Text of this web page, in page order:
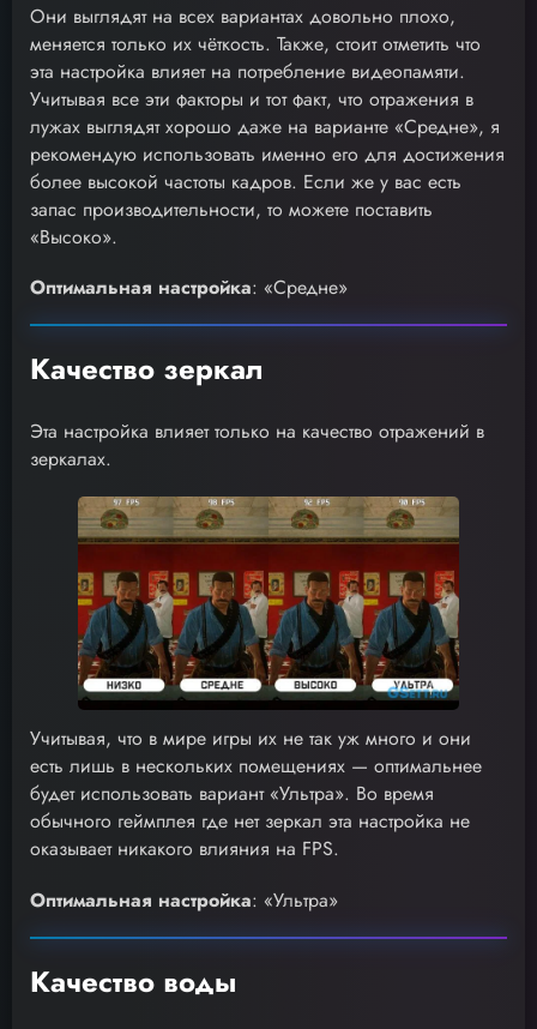
Они выглядят на всех вариантах довольно плохо,
меняется только их чёткость. Также, стоит отметить что
эта настройка влияет на потребление видеопамяти.
Учитывая все эти факторы и тот факт, что отражения в
лужах выглядят хорошо даже на варианте «Средне», я
рекомендую использовать именно его для достижения
более высокой частоты кадров. Если же у вас есть
запас производительности, то можете поставить
«Высоко».
Оптимальная настройка: «Средне»
Качество зеркал
Эта настройка влияет только на качество отражений в
зеркалах.
Учитывая, что в мире игры их не так уж много и они
есть лишь в нескольких помещениях — оптимальнее
будет использовать вариант «Ультра». Во время
обычного геймплея где нет зеркал эта настройка не
оказывает никакого влияния на FPS.
Оптимальная настройка: «Ультра»
Качество воды